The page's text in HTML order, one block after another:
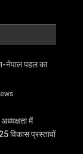
नेपाल पहल का
में
विकास प्रस्तावों